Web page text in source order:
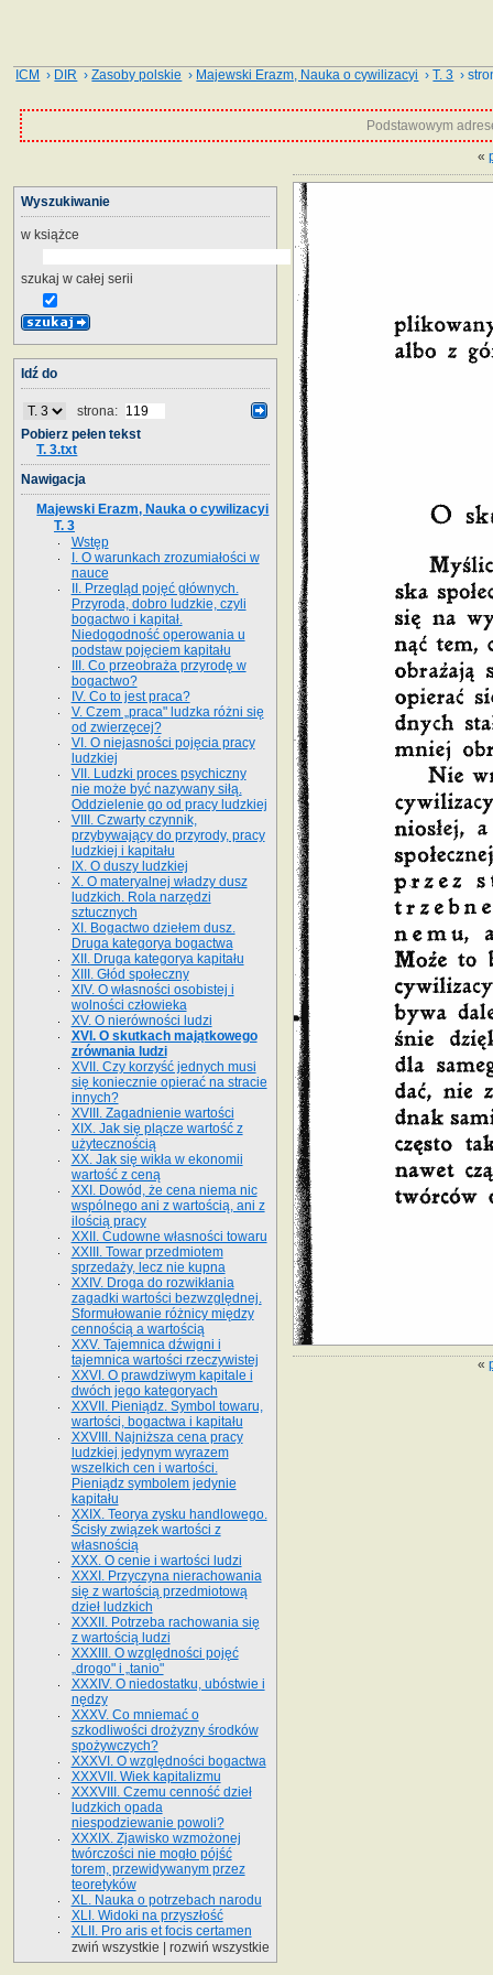
ICM › DIR ›Zasoby polskie › Majewski Erazm, Nauka o cywilizacyi ›T. 3 ›
Podstawowym
«
«
Wyszukiwanie
w książce
szukaj w całej serii
Idź do
strona:
Pobierz pełen tekst
T. 3.txt
Nawigacja
Majewski Erazm, Nauka o cywilizacyi
T. 3
Wstęp
I. O warunkach zrozumiałości w
nauce
II. Przegląd pojęć głównych.
Przyroda, dobro ludzkie, czyli
bogactwo i kapitał.
Niedogodność operowania u
podstaw pojęciem kapitału
III. Co przeobraża przyrodę w
bogactwo?
IV. Co to jest praca?
V. Czem „praca" ludzka różni się
od zwierzęcej?
VI. O niejasności pojęcia pracy
ludzkiej
VII. Ludzki proces psychiczny
nie może być nazywany siłą.
Oddzielenie go od pracy ludzkiej
VIII. Czwarty czynnik,
przybywający do przyrody, pracy
ludzkiej i kapitału
IX. O duszy ludzkiej
X. O materyalnej władzy dusz
ludzkich. Rola narzędzi
sztucznych
XI. Bogactwo dziełem dusz.
Druga kategorya bogactwa
XII. Druga kategorya kapitału
XIII. Głód społeczny
XIV. O własności osobistej i
wolności człowieka
XV. O nierówności ludzi
XVI. O skutkach majątkowego
zrównania ludzi
XVII. Czy korzyść jednych musi
się koniecznie opierać na stracie
innych?
XVIII. Zagadnienie wartości
XIX. Jak się plącze wartość z
użytecznością
XX. Jak się wikła w ekonomii
wartość z ceną
XXI. Dowód, że cena niema nic
wspólnego ani z wartością, ani z
ilością pracy
XXII. Cudowne własności towaru
XXIII. Towar przedmiotem
sprzedaży, lecz nie kupna
XXIV. Droga do rozwikłania
zagadki wartości bezwzględnej.
Sformułowanie różnicy między
cennością a wartością
XXV. Tajemnica dźwigni i
tajemnica wartości rzeczywistej
XXVI. O prawdziwym kapitale i
dwóch jego kategoryach
XXVII. Pieniądz. Symbol towaru,
wartości, bogactwa i kapitału
XXVIII. Najniższa cena pracy
ludzkiej jedynym wyrazem
wszelkich cen i wartości.
Pieniądz symbolem jedynie
kapitału
XXIX. Teorya zysku handlowego.
Ścisły związek wartości z
własnością
XXX. O cenie i wartości ludzi
XXXI. Przyczyna nierachowania
się z wartością przedmiotową
dzieł ludzkich
XXXII. Potrzeba rachowania się
z wartością ludzi
XXXIII. O względności pojęć
„drogo" i „tanio"
XXXIV. O niedostatku, ubóstwie i
nędzy
XXXV. Co mniemać o
szkodliwości drożyzny środków
spożywczych?
XXXVI. O względności bogactwa
XXXVII. Wiek kapitalizmu
XXXVIII. Czemu cenność dzieł
ludzkich opada
niespodziewanie powoli?
XXXIX. Zjawisko wzmożonej
twórczości nie mogło pójść
torem, przewidywanym przez
teoretyków
XL. Nauka o potrzebach narodu
XLI. Widoki na przyszłość
XLII. Pro aris et focis certamen
zwiń wszystkie
rozwiń wszystkie